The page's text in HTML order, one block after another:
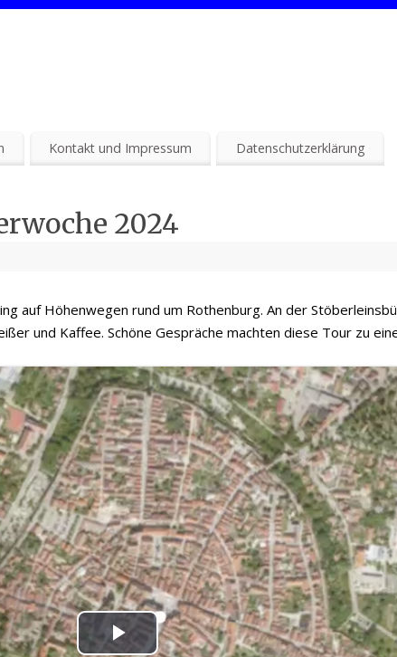
Kontakt und Impressum Datenschutzerklärung
2024
auf Höhenwegen rund um Rothenburg. An der
und Kaffee. Schöne Gespräche machten diese Tour zu